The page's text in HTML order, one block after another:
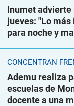
Inumet advierte
jueves: "Lo
para noche y
CONCENTRAN
Ademu realiza
escuelas de
docente a una